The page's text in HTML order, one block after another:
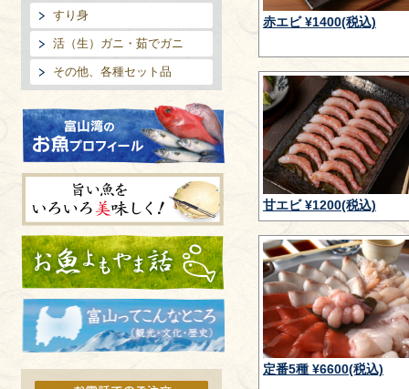
すり身
活（生）ガニ・茹でガニ
その他、各種セット品
富山湾のお魚プロフィール
旨い魚をいろいろ美味しく!
お魚よもやま話
史）
赤エビ ¥1400(税込)
甘エビ ¥1200(税込)
定番5種 ¥6600(税込)